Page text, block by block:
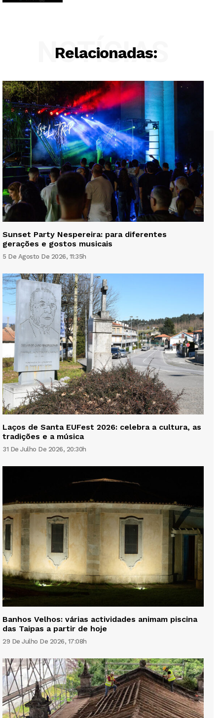
Relacionadas:
NOTÍCIAS
Sunset Party Nespereira: para diferentes
gerações e gostos musicais
5 De Agosto De 2026, 11:35h
Laços de Santa EUFest 2026: celebra a cultura, as
tradições e a música
31 De Julho De 2026, 20:30h
Banhos Velhos: várias actividades animam piscina
das Taipas a partir de hoje
29 De Julho De 2026, 17:08h